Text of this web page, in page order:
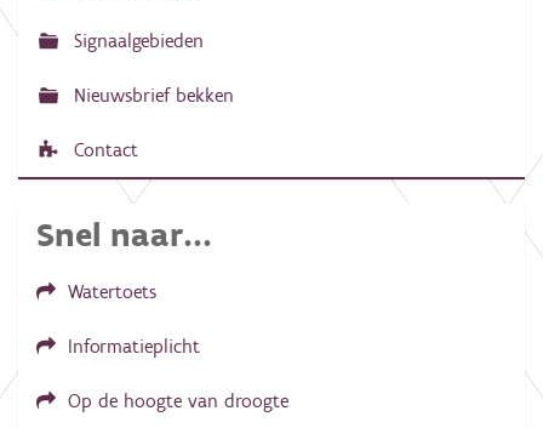
Signaalgebieden
Nieuwsbrief bekken
Contact
Snel naar...
Watertoets
Informatieplicht
Op de hoogte van droogte